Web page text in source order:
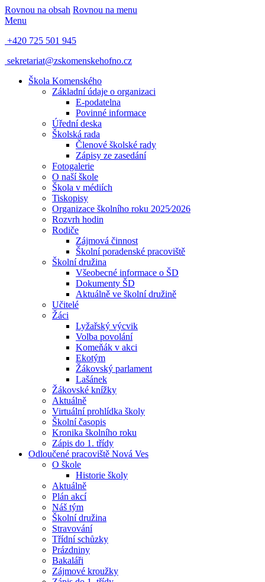
Rovnou na obsah Rovnou na menu
Menu
+420 725 501 945
sekretariat@zskomenskehofno.cz
Škola Komenského
Základní údaje o organizaci
E-podatelna
Povinné informace
Úřední deska
Školská rada
Členové školské rady
Zápisy ze zasedání
Fotogalerie
O naší škole
Škola v médiích
Tiskopisy
Organizace školního roku 2025⁄2026
Rozvrh hodin
Rodiče
Zájmová činnost
Školní poradenské pracoviště
Školní družina
Všeobecné informace o ŠD
Dokumenty ŠD
Aktuálně ve školní družině
Učitelé
Žáci
Lyžařský výcvik
Volba povolání
Komeňák v akci
Ekotým
Žákovský parlament
Lašánek
Žákovské knížky
Aktuálně
Virtuální prohlídka školy
Školní časopis
Kronika školního roku
Zápis do 1. třídy
Odloučené pracoviště Nová Ves
O škole
Historie školy
Aktuálně
Plán akcí
Náš tým
Školní družina
Stravování
Třídní schůzky
Prázdniny
Bakaláři
Zájmové kroužky